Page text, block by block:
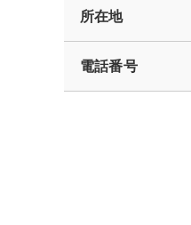
所在地
電話番号